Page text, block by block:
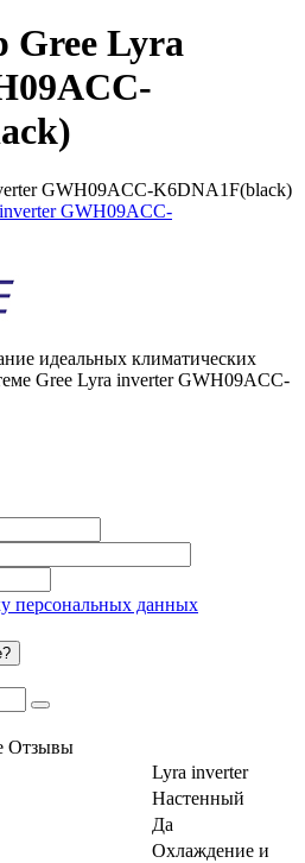
Gree Lyra
GWH09ACC-K6DNA1F(black)
идеальных климатических
Gree Lyra inverter GWH09ACC-
персональных данных
Отзывы
Lyra inverter
Настенный
Да
Охлаждение и